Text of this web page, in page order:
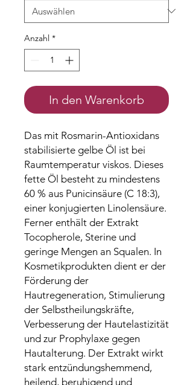
Anzahl *
In den Warenkorb
Das mit Rosmarin-Antioxidans
stabilisierte gelbe Öl ist bei
Raumtemperatur viskos. Dieses
fette Öl besteht zu mindestens
60 % aus Punicinsäure (C 18:3),
einer konjugierten Linolensäure.
Ferner enthält der Extrakt
Tocopherole, Sterine und
geringe Mengen an Squalen. In
Kosmetikprodukten dient er der
Förderung der
Hautregeneration, Stimulierung
der Selbstheilungskräfte,
Verbesserung der Hautelastizität
und zur Prophylaxe gegen
Hautalterung. Der Extrakt wirkt
stark entzündungshemmend,
heilend, beruhigend und